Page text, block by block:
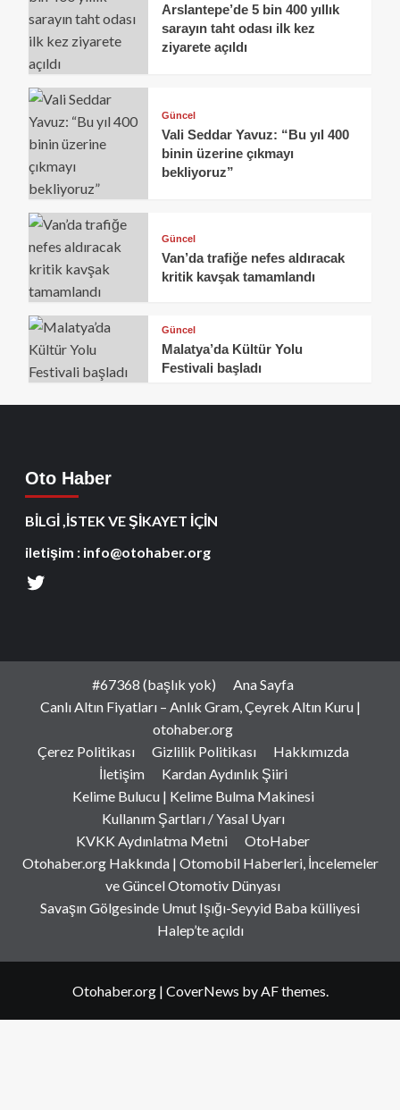
Arslantepe’de 5 bin 400 yıllık
sarayın taht odası ilk kez
ziyarete açıldı
Güncel
Vali Seddar Yavuz: “Bu yıl 400
binin üzerine çıkmayı
bekliyoruz”
Güncel
Van’da trafiğe nefes aldıracak
kritik kavşak tamamlandı
Güncel
Malatya’da Kültür Yolu
Festivali başladı
Oto Haber
BİLGİ ,İSTEK VE ŞİKAYET İÇİN
iletişim : info@otohaber.org
#67368 (başlık yok)
Ana Sayfa
Canlı Altın Fiyatları – Anlık Gram, Çeyrek Altın Kuru |
otohaber.org
Çerez Politikası
Gizlilik Politikası
Hakkımızda
İletişim
Kardan Aydınlık Şiiri
Kelime Bulucu | Kelime Bulma Makinesi
Kullanım Şartları / Yasal Uyarı
KVKK Aydınlatma Metni
OtoHaber
Otohaber.org Hakkında | Otomobil Haberleri, İncelemeler
ve Güncel Otomotiv Dünyası
Savaşın Gölgesinde Umut Işığı-Seyyid Baba külliyesi
Halep’te açıldı
Otohaber.org | CoverNews by AF themes.